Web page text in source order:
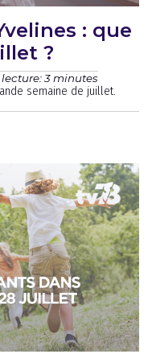
: que
?
lecture: 3 minutes
semaine de juillet.